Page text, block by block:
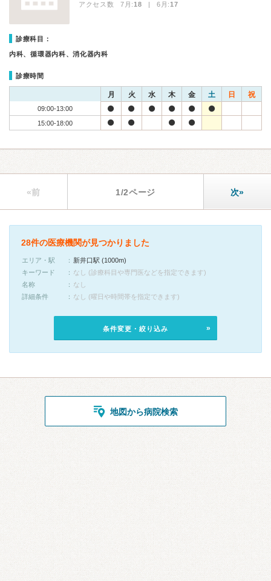
アクセス数 7月:18 | 6月:17
診療科目：
内科、循環器内科、消化器内科
診療時間
月 火 水 木 金 土 日 祝
09:00-13:00
15:00-18:00
«前 1/2ページ 次»
28件の医療機関が見つかりました
エリア・駅
新井口駅 (1000m)
キーワード
なし (診療科目や専門医などを指定できます)
名称
なし
詳細条件
なし (曜日や時間帯を指定できます)
条件変更・絞り込み
地図から病院検索